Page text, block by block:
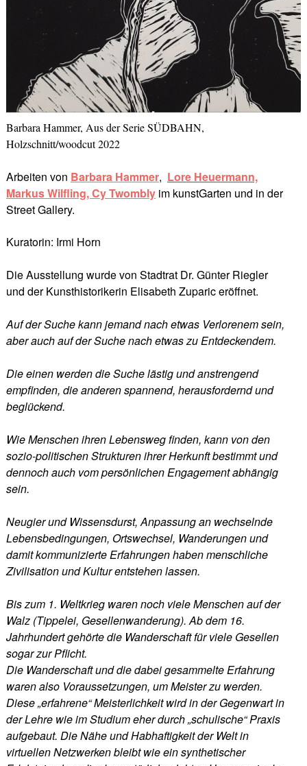
Barbara Hammer, Aus der Serie SÜDBAHN,
Holzschnitt/woodcut 2022
Arbeiten von Barbara Hammer, Lore Heuermann,
Markus Wilfling,Cy Twomblyim kunstGarten und in der
Street Gallery.
Kuratorin: Irmi Horn
Die Ausstellung wurde von Stadtrat Dr. Günter Riegler
und der Kunsthistorikerin Elisabeth Zuparic eröffnet.
Auf der Suche kann jemand nach etwas Verlorenem sein,
aber auch auf der Suche nach etwas zu Entdeckendem.
Die einen werden die Suche lästig und anstrengend
empfinden, die anderen spannend, herausfordernd und
beglückend.
Wie Menschen ihren Lebensweg finden, kann von den
sozio-politischen Strukturen ihrer Herkunft bestimmt und
dennoch auch vom persönlichen Engagement abhängig
sein.
Neugier und Wissensdurst, Anpassung an wechselnde
Lebensbedingungen, Ortswechsel, Wanderungen und
damit kommunizierte Erfahrungen haben menschliche
Zivilisation und Kultur entstehen lassen.
Bis zum 1. Weltkrieg waren noch viele Menschen auf der
Walz (Tippelei, Gesellenwanderung). Ab dem 16.
Jahrhundert gehörte die Wanderschaft für viele Gesellen
sogar zur Pflicht.
Die Wanderschaft und die dabei gesammelte Erfahrung
waren also Voraussetzungen, um Meister zu werden.
Diese „erfahrene“ Meisterlichkeit wird in der Gegenwart in
der Lehre wie im Studium eher durch „schulische“ Praxis
aufgebaut. Die Nähe und Habhaftigkeit der Welt in
virtuellen Netzwerken bleibt wie ein synthetischer